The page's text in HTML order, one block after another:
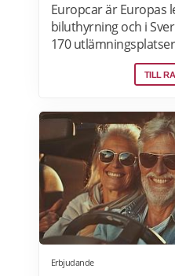
Europcar är Europas
biluthyrning och i
170
bilar. Ta del av våra
och läs mer om TILL
Erbjudande